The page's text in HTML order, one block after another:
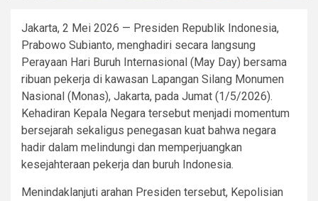
Jakarta, 2 Mei 2026 — Presiden Republik Indonesia,
Prabowo Subianto, menghadiri secara langsung
Perayaan Hari Buruh Internasional (May Day) bersama
ribuan pekerja di kawasan Lapangan Silang Monumen
Nasional (Monas), Jakarta, pada Jumat (1/5/2026).
Kehadiran Kepala Negara tersebut menjadi momentum
bersejarah sekaligus penegasan kuat bahwa negara
hadir dalam melindungi dan memperjuangkan
kesejahteraan pekerja dan buruh Indonesia.
Menindaklanjuti arahan Presiden tersebut, Kepolisian